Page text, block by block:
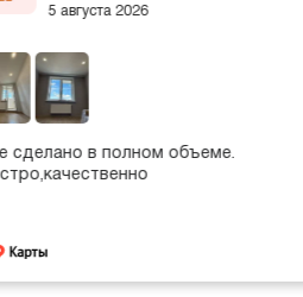
5 августа 2026
сделано в полном объеме.